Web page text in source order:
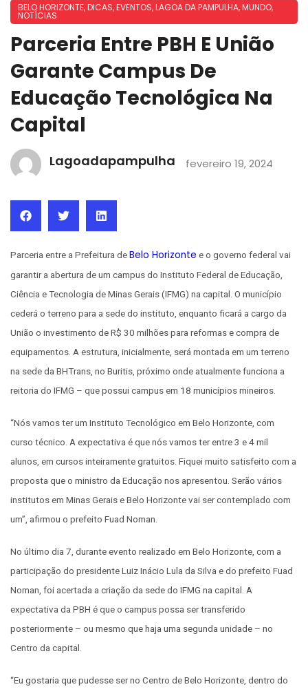
BELO HORIZONTE,DICAS,EVENTOS,LAGOA DA PAMPULHA,MUNDO,
NOTÍCIAS
Parceria Entre PBH E União
Garante Campus De
Educação Tecnológica Na
Capital
Lagoadapampulha fevereiro 19, 2024
Parceria entre a Prefeitura deBelo Horizonte e o governo federal vai
garantir a abertura de um campus do Instituto Federal de Educação,
Ciência e Tecnologia de Minas Gerais (IFMG) na capital. O município
cederá o terreno para a sede do instituto, enquanto ficará a cargo da
União o investimento de R$ 30 milhões para reformas e compra de
equipamentos. A estrutura, inicialmente, será montada em um terreno
na sede da BHTrans, no Buritis, próximo onde atualmente funciona a
reitoria do IFMG – que possui campus em 18 municípios mineiros.
“Nós vamos ter um Instituto Tecnológico em Belo Horizonte, com
curso técnico. A expectativa é que nós vamos ter entre 3 e 4 mil
alunos, em cursos inteiramente gratuitos. Fiquei muito satisfeito com a
proposta que o ministro da Educação nos apresentou. Serão vários
institutos em Minas Gerais e Belo Horizonte vai ser contemplado com
um”, afirmou o prefeito Fuad Noman.
No último dia 7, durante evento realizado em Belo Horizonte, com a
participação do presidente Luiz Inácio Lula da Silva e do prefeito Fuad
Noman, foi acertada a criação da sede do IFMG na capital. A
expectativa da PBH é que o campus possa ser transferido
posteriormente – ou mesmo que haja uma segunda unidade – no
Centro da capital.
“Eu gostaria que pudesse ser no Centro de Belo Horizonte, dentro do